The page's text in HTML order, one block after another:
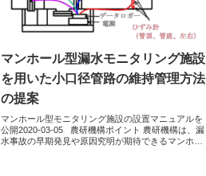
マンホール型漏水モニタリング施設
を用いた小口径管路の維持管理方法
の提案
マンホール型モニタリング施設の設置マニュアルを
公開2020-03-05 農研機構ポイント 農研機構は、漏
水事故の早期発見や原因究明が期待できるマンホー